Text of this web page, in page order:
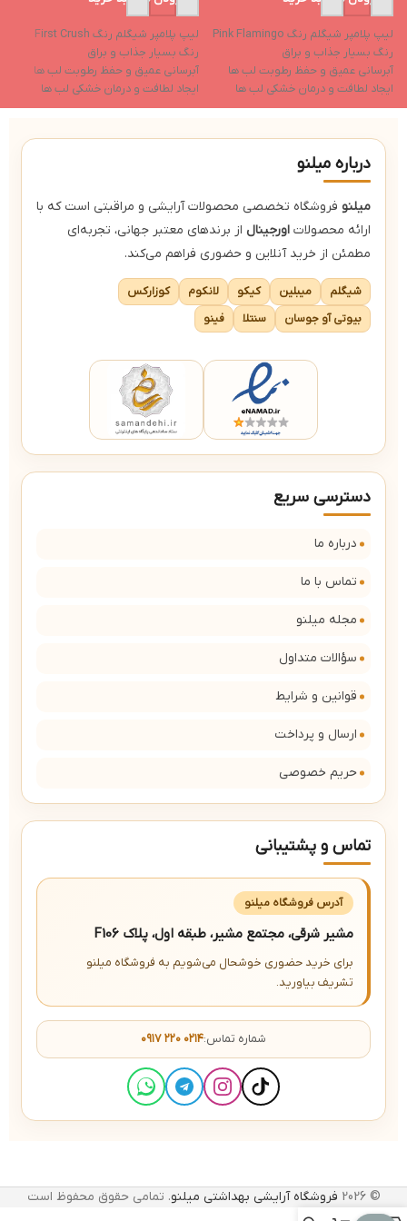
لیپ پلامپر شیگلم رنگ Pink Flamingo
رنگ بسیار جذاب و براق
آبرسانی عمیق و حفظ رطوبت لب ها
ایجاد لطافت و درمان خشکی لب ها
حاوی روغن نارگیل و روغن هسته
حاوی ویتامین e و ویتامین f
لیپ پلامپر شیگلم رنگ First Crush
رنگ بسیار جذاب و براق
آبرسانی عمیق و حفظ رطوبت لب ها
ایجاد لطافت و درمان خشکی لب ها
حاوی روغن نارگیل و روغن هسته
حاوی ویتامین e و ویتامین f
درباره میلنو
میلنو فروشگاه تخصصی محصولات آرایشی و مراقبتی است که با
ارائه محصولات اورجینال از برندهای معتبر جهانی، تجربه‌ای
مطمئن از خرید آنلاین و حضوری فراهم می‌کند.
شیگلم میبلین کیکو لانکوم
کوزارکس
بیوتی آو جوسان
سنتلا فینو
دسترسی سریع
درباره ما
تماس با ما
مجله میلنو
سؤالات متداول
قوانین و شرایط
ارسال و پرداخت
حریم خصوصی
تماس و پشتیبانی
آدرس فروشگاه میلنو
مشیر شرقی، مجتمع مشیر، طبقه اول، پلاک F106
برای خرید حضوری خوشحال می‌شویم به فروشگاه میلنو
تشریف بیاورید.
شماره تماس:۰۹۱۷ ۲۲۰ ۰۲۱۴
© 2026 فروشگاه آرایشی بهداشتی میلنو. تمامی حقوق محفوظ است